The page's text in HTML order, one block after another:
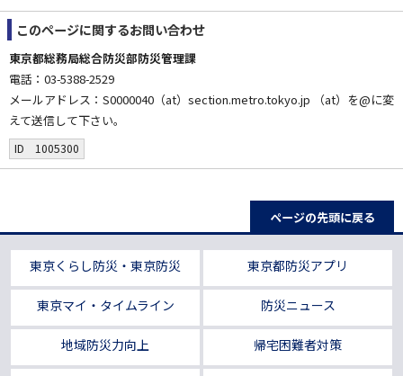
このページに関するお問い合わせ
東京都総務局総合防災部防災管理課
電話：03-5388-2529
メールアドレス：S0000040（at）section.metro.tokyo.jp （at）を@に変
えて送信して下さい。
ID 1005300
ページの先頭に戻る
東京くらし防災・東京防災 東京都防災アプリ
東京マイ・タイムライン 防災ニュース
地域防災力向上 帰宅困難者対策